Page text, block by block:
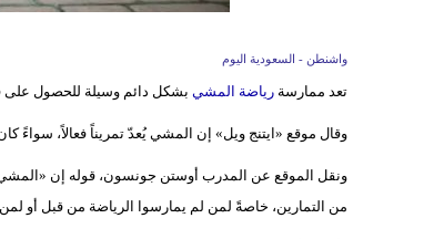
واشنطن - السعودية اليوم
تعد ممارسة رياضة المشيبشكل دائم وسيلة للحصول على
وقال موقع «ايتنج ويل» إن المشي يُعدّ تمريناً فعالاً،
ونقل الموقع عن المدرب أوستن جونسون، قوله إن «المشي
من التمارين، خاصةً لمن لم يمارسوا الرياضة من قبل أو